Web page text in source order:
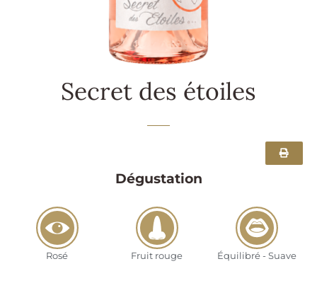
Secret des étoiles
Dégustation
Rosé Fruit rouge Équilibré - Suave